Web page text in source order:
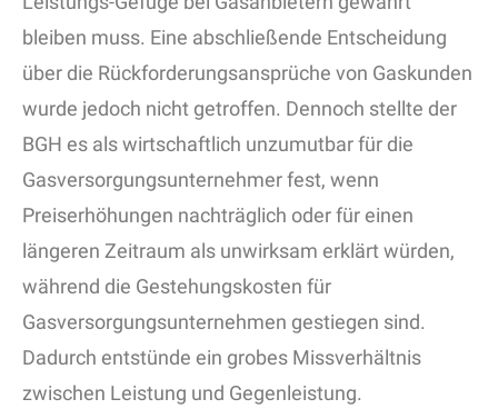
bleiben muss. Eine abschließende Entscheidung
über die Rückforderungsansprüche von Gaskunden
wurde jedoch nicht getroffen. Dennoch stellte der
BGH es als wirtschaftlich unzumutbar für die
Gasversorgungsunternehmer fest, wenn
Preiserhöhungen nachträglich oder für einen
längeren Zeitraum als unwirksam erklärt würden,
während die Gestehungskosten für
Gasversorgungsunternehmen gestiegen sind.
Dadurch entstünde ein grobes Missverhältnis
zwischen Leistung und Gegenleistung.